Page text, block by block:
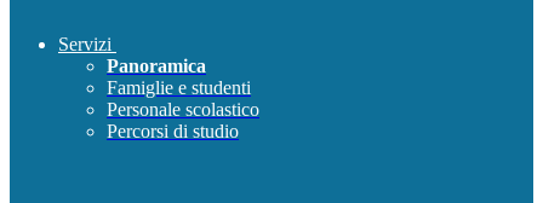
Servizi
Panoramica
Famiglie e studenti
Personale scolastico
Percorsi di studio